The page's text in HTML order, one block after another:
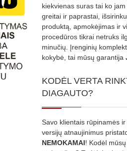
kiekvienas suras tai ko
greitai ir paprastai,
produktą, apmokėjimas ir
procedūros tikrai netruks
minučių. Įrenginių
kokybė, tai mūsų garantija
KODĖL VERTA
DIAGAUTO?
Savo klientais rūpinamės
versijų atnaujinimus
NEMOKAMAI! Kodėl